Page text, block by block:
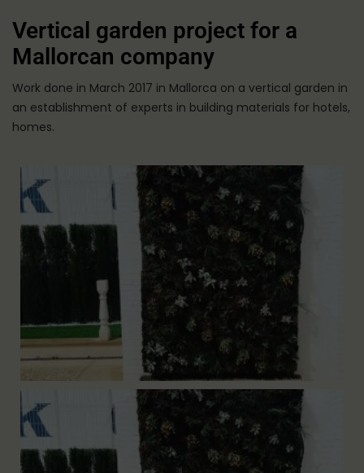
Vertical garden project for a
Mallorcan company
Work done in March 2017 in Mallorca on a vertical garden in
an establishment of experts in building materials for hotels,
homes.